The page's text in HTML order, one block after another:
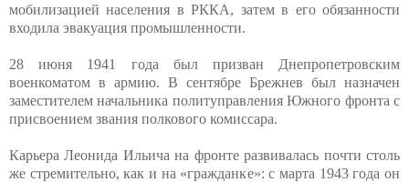
мобилизацией населения в РККА, затем в его обязанности
входила эвакуация промышленности.
28 июня 1941 года был призван Днепропетровским
военкоматом в армию. В сентябре Брежнев был назначен
заместителем начальника политуправления Южного фронта с
присвоением звания полкового комиссара.
Карьера Леонида Ильича на фронте развивалась почти столь
же стремительно, как и на «гражданке»: с марта 1943 года он